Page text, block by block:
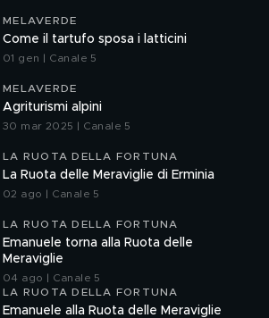
MELAVERDE
Come il tartufo sposa i latticini
01 gen | Canale 5
MELAVERDE
Agriturismi alpini
30 mar 2025 | Canale 5
LA RUOTA DELLA FORTUNA
La Ruota delle Meraviglie di Erminia
02 ago | Canale 5
LA RUOTA DELLA FORTUNA
Emanuele torna alla Ruota delle
Meraviglie
04 ago | Canale 5
LA RUOTA DELLA FORTUNA
Emanuele alla Ruota delle Meraviglie